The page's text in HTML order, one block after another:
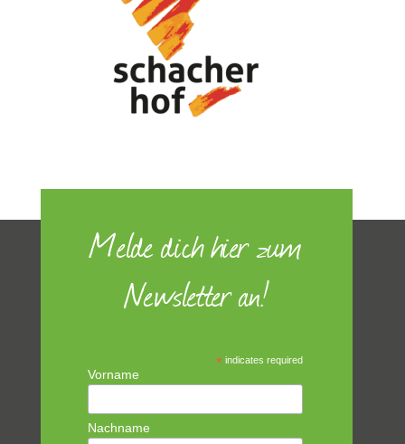
Melde dich hier zum
Newsletter an!
* indicates required
Vorname
Nachname